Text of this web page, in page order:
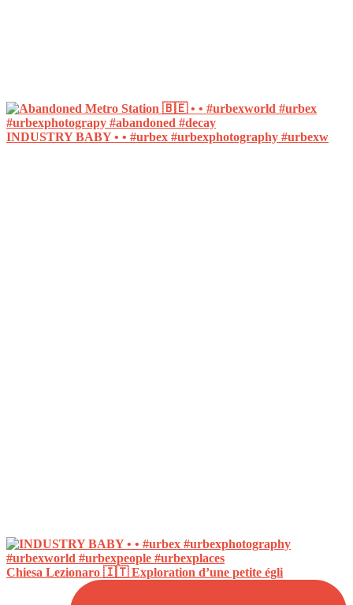
INDUSTRY BABY • • #urbex #urbexphotography #urbexw
Chiesa Lezionaro 🇮🇹 Exploration d’une petite égli